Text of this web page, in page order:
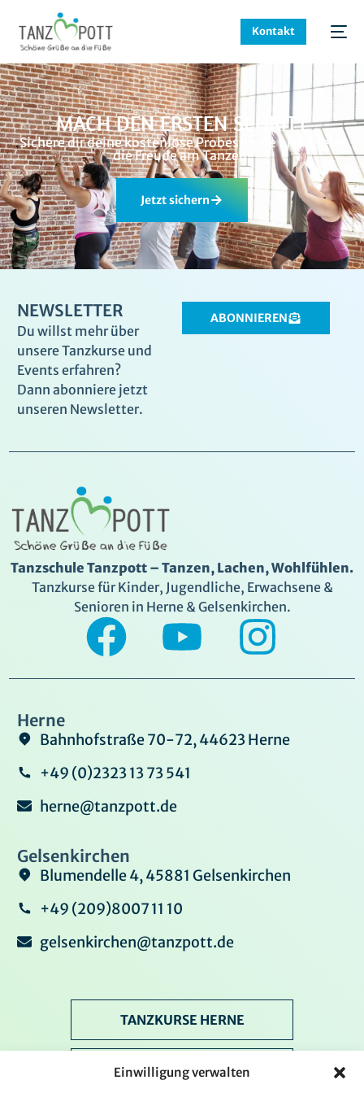
Einwilligung verwalten
Kontakt
MACH DEN ERSTEN SCHRITT
Sichere dir deine kostenlose Probestunde und erlebe
die Freude am Tanzen!
Jetzt sichern
NEWSLETTER
Du willst mehr über
unsere Tanzkurse und
Events erfahren?
Dann abonniere jetzt
unseren Newsletter.
ABONNIEREN
Tanzschule Tanzpott – Tanzen, Lachen, Wohlfühlen.
Tanzkurse für Kinder, Jugendliche, Erwachsene &
Senioren in Herne & Gelsenkirchen.
Herne
Bahnhofstraße 70-72, 44623 Herne
+49 (0)2323 13 73 541
herne@tanzpott.de
Gelsenkirchen
Blumendelle 4, 45881 Gelsenkirchen
+49 (209)8007 11 10
gelsenkirchen@tanzpott.de
TANZKURSE HERNE
TANZKURSE GELSENKIRCHEN